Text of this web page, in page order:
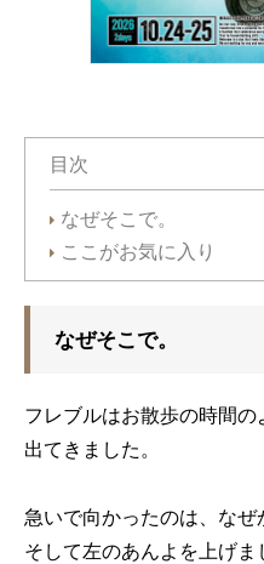
目次
なぜそこで。
ここがお気に入り
なぜそこで。
フレブルはお散歩の時間
出てきました。
急いで向かったのは、なぜ
そして左のあんよを上げま